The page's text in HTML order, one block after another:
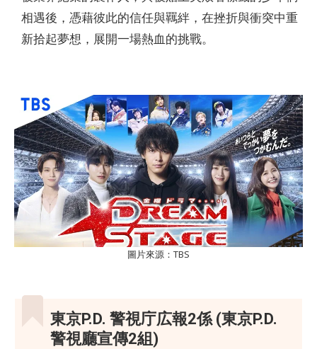
相遇後，憑藉彼此的信任與羈絆，在挫折與衝突中重
新拾起夢想，展開一場熱血的挑戰。
圖片來源：TBS
東京P.D. 警視庁広報2係 (東京P.D.
警視廳宣傳2組)